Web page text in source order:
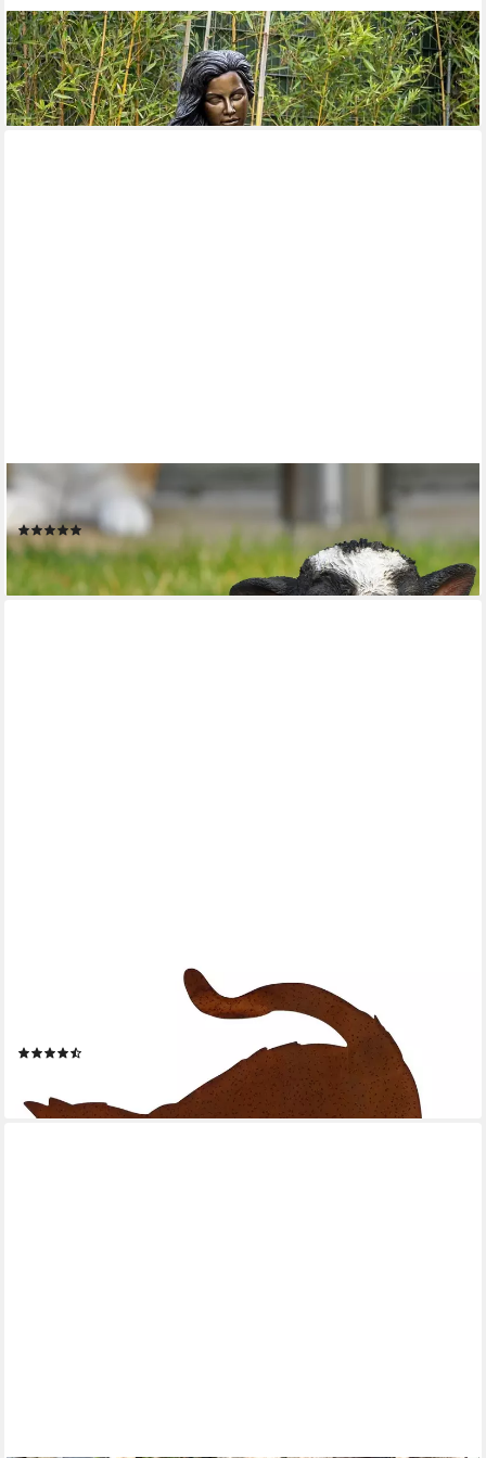
IDYL
Gartenfigur IDYL Bronze-Skulptur Frau sitzend auf Zaun, Bronze
7.490,00 €
lieferbar in 3 Wochen
DAZIKEMO
Gartenfigur Dekofigur Gartenfigur stehende Kuh
(2)
29,95 €
lieferbar - in 5-6 Werktagen bei dir
Gartenfigur Katze aus Cortenstahl Edelrost Metall Deko
wetterfest & handgefertigt, Geschenkidee Katzenfreunde –
lieferbar - in 2-3 Werktagen bei dir